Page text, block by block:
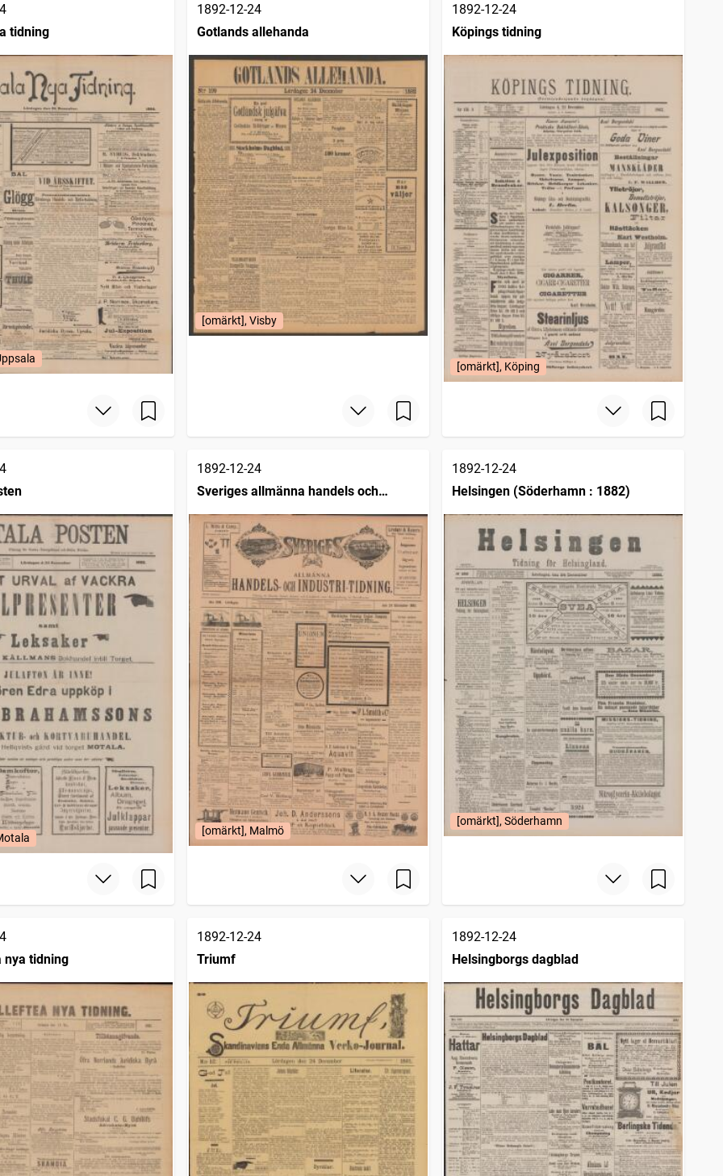
tidning
1892-12-24
Gotlands allehanda
[omärkt], Visby
1892-12-24
Köpings tidning
[omärkt], Köping
1892-12-24
Sveriges allmänna handels och
industritidning (Malmö : 1890)
[omärkt], Malmö
1892-12-24
Helsingen (Söderhamn : 1882)
[omärkt], Söderhamn
nya tidning
1892-12-24
Triumf
1892-12-24
Helsingborgs dagblad